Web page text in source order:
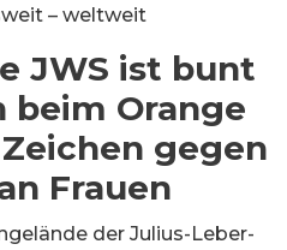
– weltweit
JWS ist bunt
beim Orange
gegen
Frauen
der Julius-Leber-